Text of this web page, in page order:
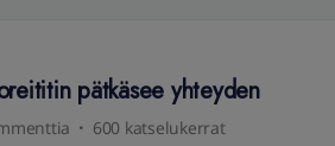
pätkäsee yhteyden
600 katselukerrat